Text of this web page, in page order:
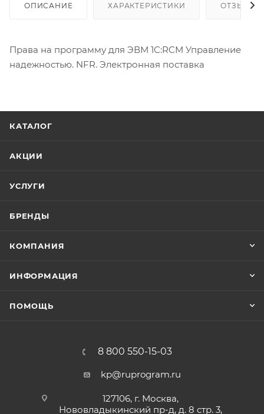
ОПИСАНИЕ ХАРАКТЕРИСТИКИ ОТЗЫВЫ
Права на программу для ЭВМ 1С:RCM Управление
надежностью. NFR. Электронная поставка
КАТАЛОГ
АКЦИИ
УСЛУГИ
БРЕНДЫ
КОМПАНИЯ
ИНФОРМАЦИЯ
ПОМОЩЬ
8 800 550-15-03
kp@ruprogram.ru
127106, г. Москва,
Нововладыкинский пр-д, д. 8 стр. 3,